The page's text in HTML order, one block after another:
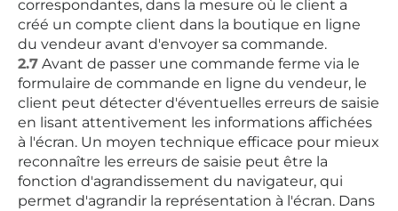
correspondantes, dans la mesure où le client a
créé un compte client dans la boutique en ligne
du vendeur avant d'envoyer sa commande.
2.7 Avant de passer une commande ferme via le
formulaire de commande en ligne du vendeur, le
client peut détecter d'éventuelles erreurs de saisie
en lisant attentivement les informations affichées
à l'écran. Un moyen technique efficace pour mieux
reconnaître les erreurs de saisie peut être la
fonction d'agrandissement du navigateur, qui
permet d'agrandir la représentation à l'écran. Dans